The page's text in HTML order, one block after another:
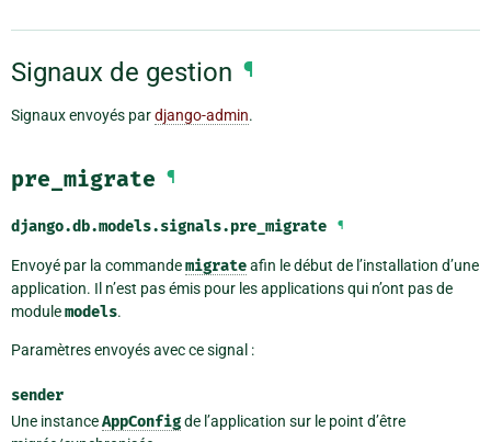
Signaux de gestion ¶
Signaux envoyés pardjango-admin.
pre_migrate ¶
django.db.models.signals.pre_migrate ¶
Envoyé par la commandemigrateafin le début de l’installation d’une
application. Il n’est pas émis pour les applications qui n’ont pas de
modulemodels.
Paramètres envoyés avec ce signal :
sender
Une instanceAppConfigde l’application sur le point d’être